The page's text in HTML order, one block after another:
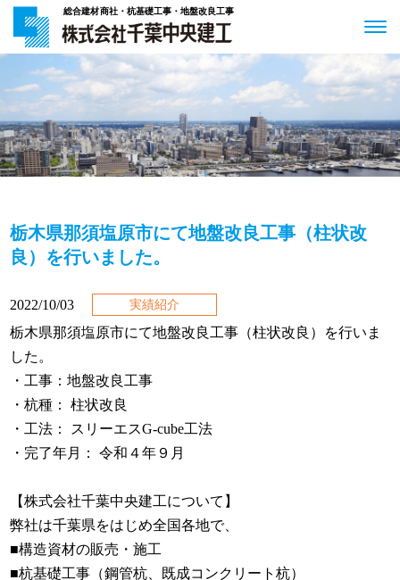
総合建材商社・杭基礎工事・地盤改良工事
栃木県那須塩原市にて地盤改良工事（柱状改
良）を行いました。
2022/10/03 実績紹介
栃木県那須塩原市にて地盤改良工事（柱状改良）を行いま
した。
・工事：地盤改良工事
・杭種 ： 柱状改良
・工法： スリーエスG-cube工法
・完了年月： 令和４年９月
【株式会社千葉中央建工について】
弊社は千葉県をはじめ全国各地で、
■構造資材の販売・施工
■杭基礎工事（鋼管杭、既成コンクリート杭）